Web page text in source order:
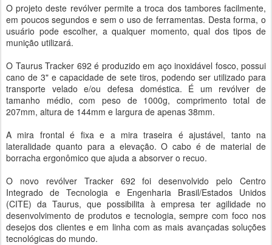
O projeto deste revólver permite a troca dos tambores facilmente,
em poucos segundos e sem o uso de ferramentas. Desta forma, o
usuário pode escolher, a qualquer momento, qual dos tipos de
munição utilizará.
O Taurus Tracker 692 é produzido em aço inoxidável fosco, possui
cano de 3" e capacidade de sete tiros, podendo ser utilizado para
transporte velado e/ou defesa doméstica. É um revólver de
tamanho médio, com peso de 1000g, comprimento total de
207mm, altura de 144mm e largura de apenas 38mm.
A mira frontal é fixa e a mira traseira é ajustável, tanto na
lateralidade quanto para a elevação. O cabo é de material de
borracha ergonômico que ajuda a absorver o recuo.
O novo revólver Tracker 692 foi desenvolvido pelo Centro
Integrado de Tecnologia e Engenharia Brasil/Estados Unidos
(CITE) da Taurus, que possibilita à empresa ter agilidade no
desenvolvimento de produtos e tecnologia, sempre com foco nos
desejos dos clientes e em linha com as mais avançadas soluções
tecnológicas do mundo.